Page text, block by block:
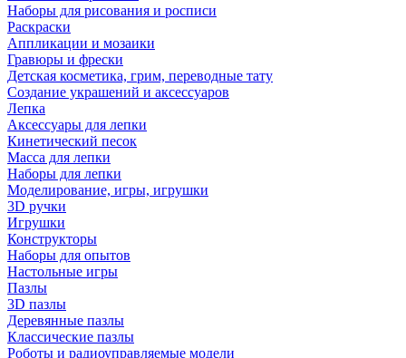
Наборы для рисования и росписи
Раскраски
Аппликации и мозаики
Гравюры и фрески
Детская косметика, грим, переводные тату
Создание украшений и аксессуаров
Лепка
Аксессуары для лепки
Кинетический песок
Масса для лепки
Наборы для лепки
Моделирование, игры, игрушки
3D ручки
Игрушки
Конструкторы
Наборы для опытов
Настольные игры
Пазлы
3D пазлы
Деревянные пазлы
Классические пазлы
Роботы и радиоуправляемые модели